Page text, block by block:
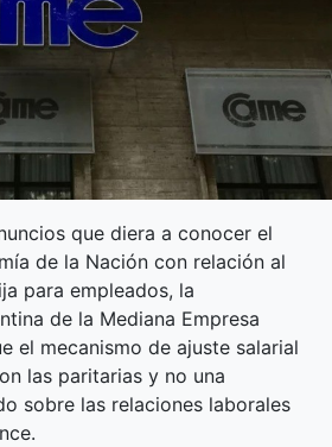
que diera a conocer el
de la Nación con relación al
para empleados, la
de la Mediana Empresa
el mecanismo de ajuste salarial
las paritarias y no una
sobre las relaciones laborales